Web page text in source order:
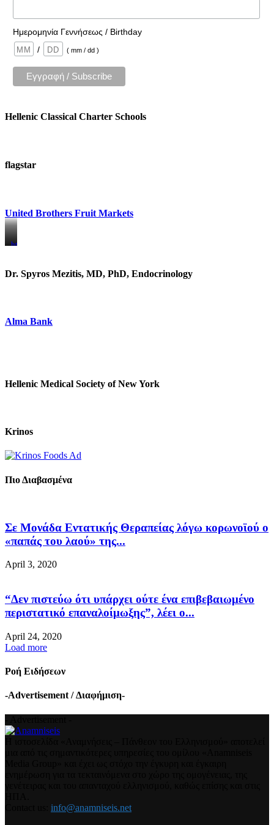
Ημερομηνία Γεννήσεως / Birthday
/
( mm / dd )
Hellenic Classical Charter Schools
flagstar
United Brothers Fruit Markets
https://www.unitedbrothersfruitmarkets.com/
https://www.unitedbrothersfruitmarkets.com/
Dr. Spyros Mezitis, MD, PhD, Endocrinology
Alma Bank
Hellenic Medical Society of New York
Krinos
Πιο Διαβασμένα
Σε Μονάδα Εντατικής Θεραπείας λόγω κορωνοϊού ο
«παπάς του λαού» της...
April 3, 2020
“Δεν πιστεύω ότι υπάρχει ούτε ένα επιβεβαιωμένο
περιστατικό επαναλοίμωξης”, λέει ο...
April 24, 2020
Load more
Ροή Ειδήσεων
-Advertisement / Διαφήμιση-
info@anamniseis.net